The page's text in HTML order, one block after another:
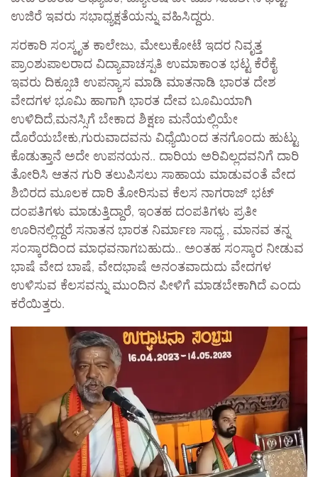
ಉಜಿರೆ ಇವರು ಸಭಾಧ್ಯಕ್ಷತೆಯನ್ನು ವಹಿಸಿದ್ದರು.
ಸರಕಾರಿ ಸಂಸ್ಕೃತ ಕಾಲೇಜು, ಮೇಲುಕೋಟೆ ಇದರ ನಿವೃತ್ತ
ಪ್ರಾಂಶುಪಾಲರಾದ ವಿದ್ಯಾವಾಚಸ್ಪತಿ ಉಮಾಕಾಂತ ಭಟ್ಟ ಕೆರೆಕೈ
ಇವರು ದಿಕ್ಸೂಚಿ ಉಪನ್ಯಾಸ ಮಾಡಿ ಮಾತನಾಡಿ ಭಾರತ ದೇಶ
ವೇದಗಳ ಭೂಮಿ ಹಾಗಾಗಿ ಭಾರತ ದೇವ ಬೂಮಿಯಾಗಿ
ಉಳಿದಿದೆ,ಮನಸ್ಸಿಗೆ ಬೇಕಾದ ಶಿಕ್ಷಣ ಮನೆಯಲ್ಲಿಯೇ
ದೊರೆಯಬೇಕು,ಗುರುವಾದವನು ವಿಧ್ಯೆಯಿಂದ ತನಗೊಂದು ಹುಟ್ಟು
ಕೊಡುತ್ತಾನೆ ಅದೇ ಉಪನಯನ.. ದಾರಿಯ ಅರಿವಿಲ್ಲದವನಿಗೆ ದಾರಿ
ತೋರಿಸಿ ಆತನ ಗುರಿ ತಲುಪಿಸಲು ಸಾಹಾಯ ಮಾಡುವಂತೆ ವೇದ
ಶಿಬಿರದ ಮೂಲಕ ದಾರಿ ತೋರಿಸುವ ಕೆಲಸ ನಾಗರಾಜ್ ಭಟ್
ದಂಪತಿಗಳು ಮಾಡುತ್ತಿದ್ದಾರೆ, ಇಂತಹ ದಂಪತಿಗಳು ಪ್ರತೀ
ಊರಿನಲ್ಲಿದ್ದರೆ ಸನಾತನ ಭಾರತ ನಿರ್ಮಾಣ ಸಾಧ್ಯ , ಮಾನವ ತನ್ನ
ಸಂಸ್ಕಾರದಿಂದ ಮಾಧವನಾಗಬಹುದು.. ಅಂತಹ ಸಂಸ್ಕಾರ ನೀಡುವ
ಭಾಷೆ ವೇದ ಬಾಷೆ, ವೇದಭಾಷೆ ಅನಂತವಾದುದು ವೇದಗಳ
ಉಳಿಸುವ ಕೆಲಸವನ್ನು ಮುಂದಿನ ಪೀಳಿಗೆ ಮಾಡಬೇಕಾಗಿದೆ ಎಂದು
ಕರೆಯಿತ್ತರು.